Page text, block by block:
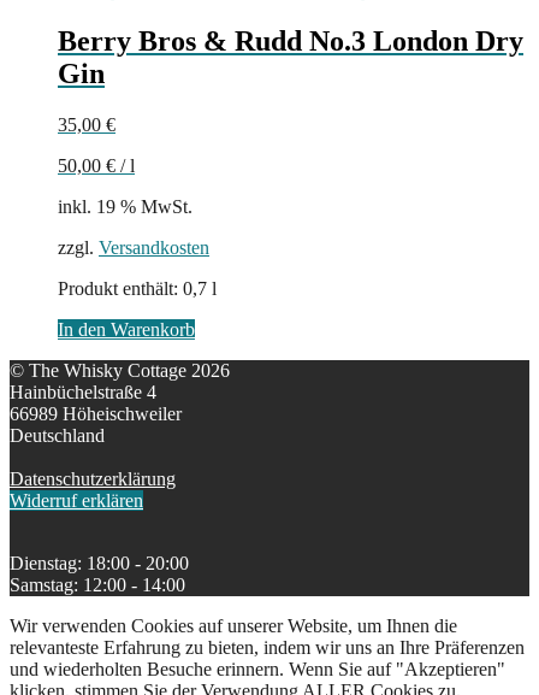
Berry Bros & Rudd No.3 London Dry
Gin
35,00 €
50,00 € /l
inkl. 19 % MwSt.
zzgl. Versandkosten
Produkt enthält: 0,7 l
In den Warenkorb
© The Whisky Cottage 2026
Hainbüchelstraße 4
66989 Höheischweiler
Deutschland
Datenschutzerklärung
Widerruf erklären
Dienstag: 18:00 - 20:00
Samstag: 12:00 - 14:00
Wir verwenden Cookies auf unserer Website, um Ihnen die
relevanteste Erfahrung zu bieten, indem wir uns an Ihre Präferenzen
und wiederholten Besuche erinnern. Wenn Sie auf "Akzeptieren"
klicken, stimmen Sie der Verwendung ALLER Cookies zu.